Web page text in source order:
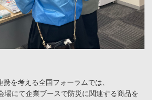
を考える全国フォーラムでは、
場にて企業ブースで防災に関連する商品を